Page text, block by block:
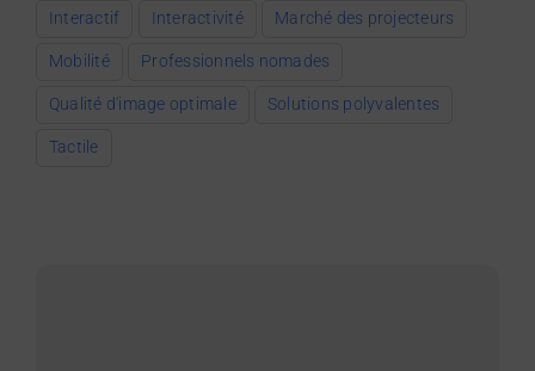
Interactif Interactivité Marché des projecteurs
Mobilité Professionnels nomades
Qualité d'image optimale Solutions polyvalentes
Tactile